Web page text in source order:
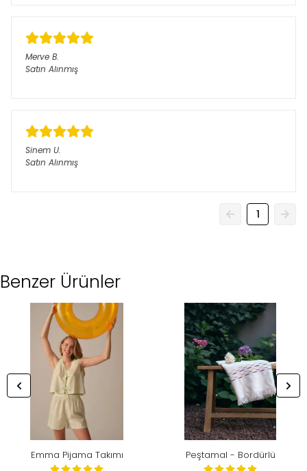
Merve B.
Satın Alınmış
Sinem U.
Satın Alınmış
1
Benzer Ürünler
Emma Pijama Takımı Peştamal - Bordürlü